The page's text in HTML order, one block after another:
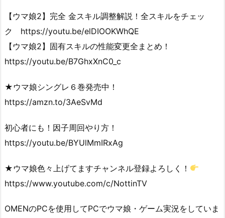
【ウマ娘2】完全 金スキル調整解説！全スキルをチェッ
ク https://youtu.be/elDIOOKWhQE
【ウマ娘2】固有スキルの性能変更全まとめ！
https://youtu.be/B7GhxXnC0_c
★ウマ娘シングレ６巻発売中！
https://amzn.to/3AeSvMd
初心者にも！因子周回やり方！
https://youtu.be/BYUlMmIRxAg
★ウマ娘色々上げてますチャンネル登録よろしく！
https://www.youtube.com/c/NottinTV
OMENのPCを使用してPCでウマ娘・ゲーム実況をしていま